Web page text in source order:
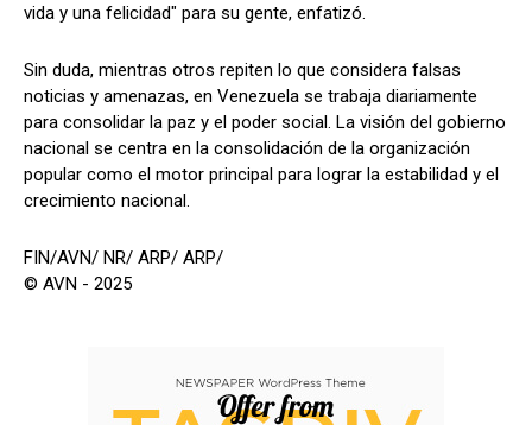
vida y una felicidad" para su gente, enfatizó.
Sin duda, mientras otros repiten lo que considera falsas
noticias y amenazas, en Venezuela se trabaja diariamente
para consolidar la paz y el poder social. La visión del gobierno
nacional se centra en la consolidación de la organización
popular como el motor principal para lograr la estabilidad y el
crecimiento nacional.
FIN/AVN/ NR/ ARP/ ARP/
© AVN - 2025